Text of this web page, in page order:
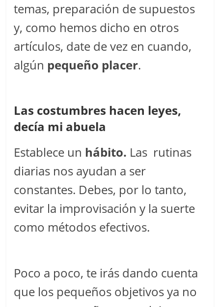
temas, preparación de supuestos
y, como hemos dicho en otros
artículos, date de vez en cuando,
algún pequeño placer.
Las costumbres hacen leyes,
decía mi abuela
Establece un hábito. Las rutinas
diarias nos ayudan a ser
constantes. Debes, por lo tanto,
evitar la improvisación y la suerte
como métodos efectivos.
Poco a poco, te irás dando cuenta
que los pequeños objetivos ya no